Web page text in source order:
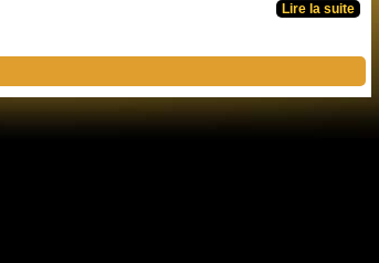
Lire la suite